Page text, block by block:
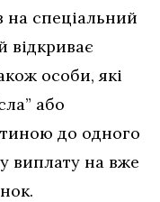
на спеціальний
відкриває
особи, які
або
до одного
виплату на вже